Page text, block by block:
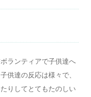
ランティアで子供達へ
供達の反応は様々で、
りしてとてもたのしい